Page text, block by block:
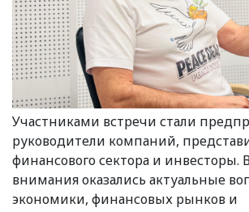
Участниками встречи стали
руководители компаний,
финансового сектора и инвесторы.
внимания оказались актуальные
экономики, финансовых рынков и